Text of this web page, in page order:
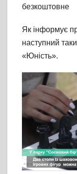
безкоштовне
Як інформує
наступний
«Юність».